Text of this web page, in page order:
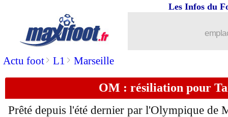
Actu foot> L1 > Marseille
Les Infos du
OM : résiliation pour
Prêté depuis l'été dernier par l'Olympique de
Man Utd : Ten Hag patiente pour
06/01 OM: l'Ajax prépare une offre pour
06/01 CdF: Strasbourg-Angers, les compos